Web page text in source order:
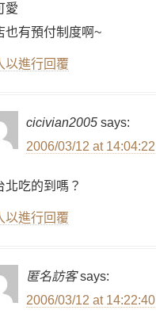
愛
也有預付制度啊~
以進行回覆
cicivian2005 says:
2006/03/12 at 14:04:22
北吃的到嗎？
以進行回覆
匿名訪客 says:
2006/03/12 at 14:22:40